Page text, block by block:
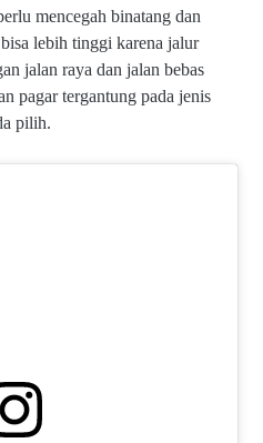
mencegah binatang dan
lebih tinggi karena jalur
jalan raya dan jalan bebas
pagar tergantung pada jenis
pilih.